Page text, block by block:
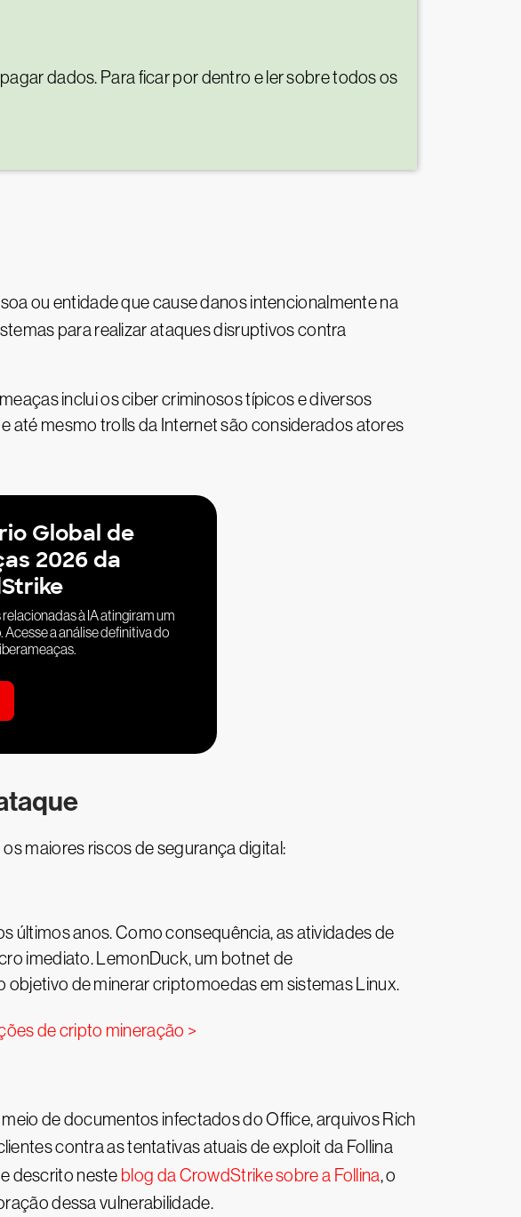
dados. Para ficar por dentro e ler sobre todos os
ou entidade que cause danos intencionalmente na
para realizar ataques disruptivos contra
inclui os ciber criminosos típicos e diversos
até mesmo trolls da Internet são considerados atores
Global de
2026 da
à IA atingiram um
Acesse a análise definitiva do
maiores riscos de segurança digital:
últimos anos. Como consequência, as atividades de
imediato. LemonDuck, um botnet de
de minerar criptomoedas em sistemas Linux.
de cripto mineração >
de documentos infectados do Office, arquivos Rich
contra as tentativas atuais de exploit da Follina
descrito neste blog da CrowdStrike sobre a Follina, o
dessa vulnerabilidade.